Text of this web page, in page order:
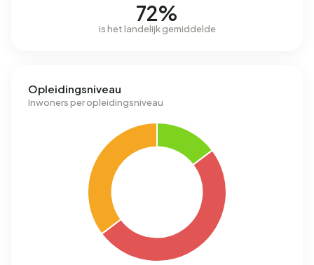
72%
is het landelijk gemiddelde
Opleidingsniveau
Inwoners per opleidingsniveau